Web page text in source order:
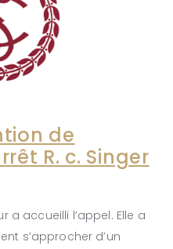
de
R. c. Singer
a accueilli l’appel. Elle a
s’approcher d’un